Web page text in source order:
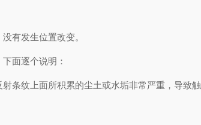
有发生位置改变。
面逐个说明：
纹上面所积累的尘土或水垢非常严重，导致触